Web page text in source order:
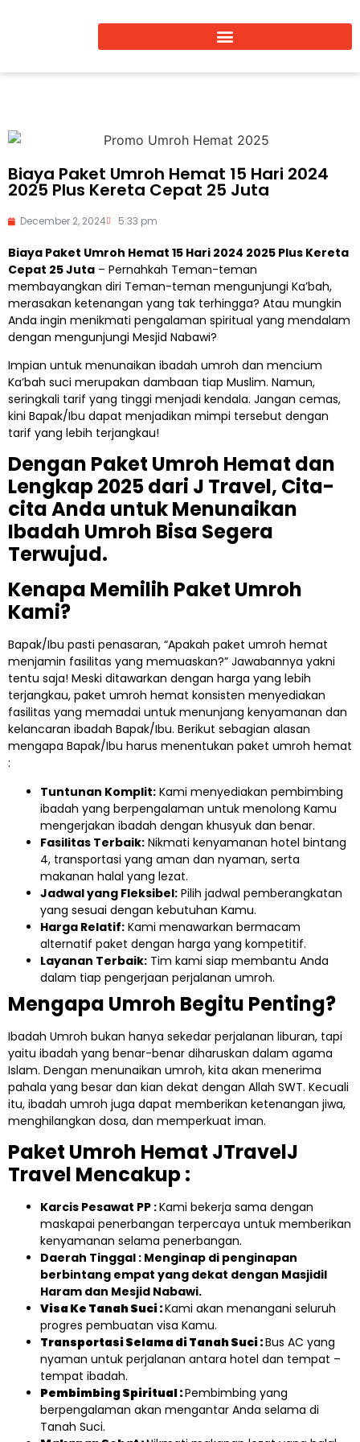
Biaya Paket Umroh Hemat 15 Hari 2024
2025 Plus Kereta Cepat 25 Juta
December 2, 2024 5:33 pm
Biaya Paket Umroh Hemat 15 Hari 2024 2025 Plus Kereta
Cepat 25 Juta – Pernahkah Teman-teman
membayangkan diri Teman-teman mengunjungi Ka’bah,
merasakan ketenangan yang tak terhingga? Atau mungkin
Anda ingin menikmati pengalaman spiritual yang mendalam
dengan mengunjungi Mesjid Nabawi?
Impian untuk menunaikan ibadah umroh dan mencium
Ka’bah suci merupakan dambaan tiap Muslim. Namun,
seringkali tarif yang tinggi menjadi kendala. Jangan cemas,
kini Bapak/Ibu dapat menjadikan mimpi tersebut dengan
tarif yang lebih terjangkau!
Dengan Paket Umroh Hemat dan
Lengkap 2025 dari J Travel, Cita-
cita Anda untuk Menunaikan
Ibadah Umroh Bisa Segera
Terwujud.
Kenapa Memilih Paket Umroh
Kami?
Bapak/Ibu pasti penasaran, “Apakah paket umroh hemat
menjamin fasilitas yang memuaskan?” Jawabannya yakni
tentu saja! Meski ditawarkan dengan harga yang lebih
terjangkau, paket umroh hemat konsisten menyediakan
fasilitas yang memadai untuk menunjang kenyamanan dan
kelancaran ibadah Bapak/Ibu. Berikut sebagian alasan
mengapa Bapak/Ibu harus menentukan paket umroh hemat
:
Tuntunan Komplit: Kami menyediakan pembimbing
ibadah yang berpengalaman untuk menolong Kamu
mengerjakan ibadah dengan khusyuk dan benar.
Fasilitas Terbaik: Nikmati kenyamanan hotel bintang
4, transportasi yang aman dan nyaman, serta
makanan halal yang lezat.
Jadwal yang Fleksibel: Pilih jadwal pemberangkatan
yang sesuai dengan kebutuhan Kamu.
Harga Relatif: Kami menawarkan bermacam
alternatif paket dengan harga yang kompetitif.
Layanan Terbaik: Tim kami siap membantu Anda
dalam tiap pengerjaan perjalanan umroh.
Mengapa Umroh Begitu Penting?
Ibadah Umroh bukan hanya sekedar perjalanan liburan, tapi
yaitu ibadah yang benar-benar diharuskan dalam agama
Islam. Dengan menunaikan umroh, kita akan menerima
pahala yang besar dan kian dekat dengan Allah SWT. Kecuali
itu, ibadah umroh juga dapat memberikan ketenangan jiwa,
menghilangkan dosa, dan memperkuat iman.
Paket Umroh Hemat JTravelJ
Travel Mencakup :
Karcis Pesawat PP :Kami bekerja sama dengan
maskapai penerbangan terpercaya untuk memberikan
kenyamanan selama penerbangan.
Daerah Tinggal : Menginap di penginapan
berbintang empat yang dekat dengan Masjidil
Haram dan Mesjid Nabawi.
Visa Ke Tanah Suci :Kami akan menangani seluruh
progres pembuatan visa Kamu.
Transportasi Selama di Tanah Suci :Bus AC yang
nyaman untuk perjalanan antara hotel dan tempat –
tempat ibadah.
Pembimbing Spiritual :Pembimbing yang
berpengalaman akan mengantar Anda selama di
Tanah Suci.